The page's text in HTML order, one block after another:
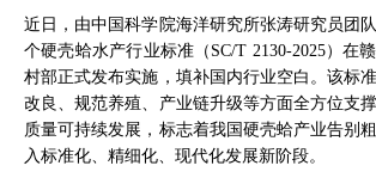
近日，由中国科学院海洋研究所张涛研究员团
个硬壳蛤水产行业标准（SC/T 2130-2025）在
村部正式发布实施，填补国内行业空白。该标
改良、规范养殖、产业链升级等方面全方位支
质量可持续发展，标志着我国硬壳蛤产业告别
入标准化、精细化、现代化发展新阶段。